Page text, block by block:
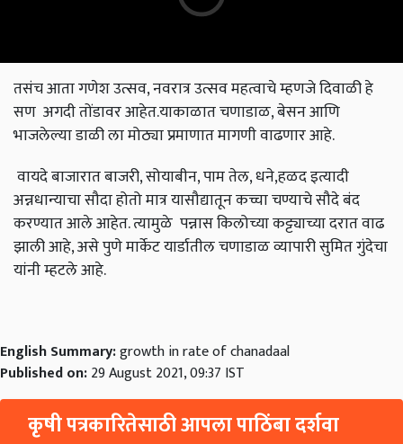
तसंच आता गणेश उत्सव, नवरात्र उत्सव महत्वाचे म्हणजे दिवाळी हे
सण अगदी तोंडावर आहेत.याकाळात चणाडाळ, बेसन आणि
भाजलेल्या डाळी ला मोठ्या प्रमाणात मागणी वाढणार आहे.
वायदे बाजारात बाजरी, सोयाबीन, पाम तेल, धने,हळद इत्यादी
अन्नधान्याचा सौदा होतो मात्र यासौद्यातून कच्चा चण्याचे सौदे बंद
करण्यात आले आहेत. त्यामुळे पन्नास किलोच्या कट्ट्याच्या दरात वाढ
झाली आहे, असे पुणे मार्केट यार्डातील चणाडाळ व्यापारी सुमित गुंदेचा
यांनी म्हटले आहे.
English Summary:growth in rate of chanadaal
Published on:29 August 2021, 09:37 IST
कृषी पत्रकारितेसाठी आपला पाठिंबा दर्शवा